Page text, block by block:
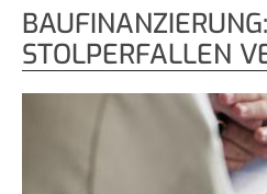
STOLPERFALLEN